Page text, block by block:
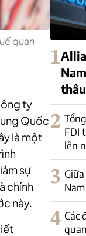
quan
ty
Quốc
là một
sự
chính
này.
1
2 FDI
lên
3
4 Các